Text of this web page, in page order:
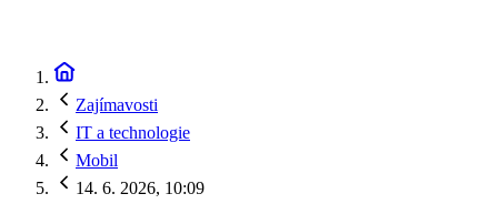
Zajímavosti
IT a technologie
Mobil
14. 6. 2026, 10:09